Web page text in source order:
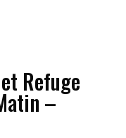
Refuge
–